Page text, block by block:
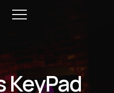
KeyPad